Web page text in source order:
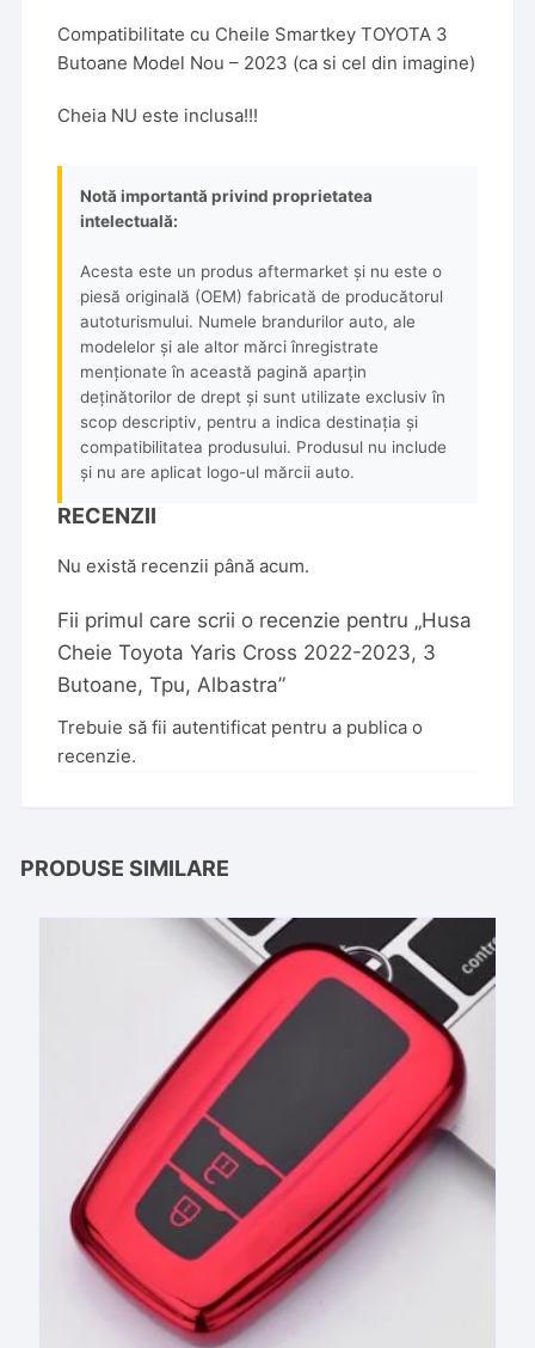
Compatibilitate cu Cheile Smartkey TOYOTA 3
Butoane Model Nou – 2023 (ca si cel din imagine)
Cheia NU este inclusa!!!
Notă importantă privind proprietatea
intelectuală:
Acesta este un produs aftermarket și nu este o
piesă originală (OEM) fabricată de producătorul
autoturismului. Numele brandurilor auto, ale
modelelor și ale altor mărci înregistrate
menționate în această pagină aparțin
deținătorilor de drept și sunt utilizate exclusiv în
scop descriptiv, pentru a indica destinația și
compatibilitatea produsului. Produsul nu include
și nu are aplicat logo-ul mărcii auto.
RECENZII
Nu există recenzii până acum.
Fii primul care scrii o recenzie pentru „Husa
Cheie Toyota Yaris Cross 2022-2023, 3
Butoane, Tpu, Albastra”
Trebuie să fiiautentificat pentru a publica o
recenzie.
PRODUSE SIMILARE